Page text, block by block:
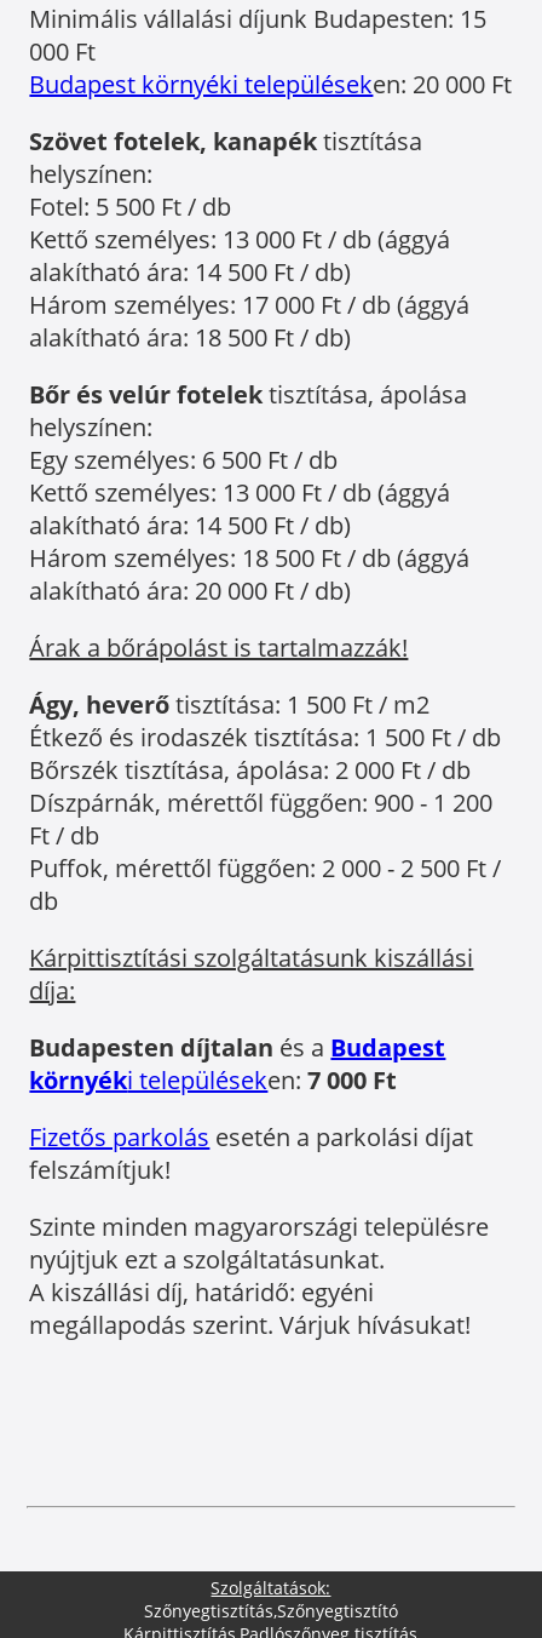
Minimális vállalási díjunk Budapesten: 15
000 Ft
Budapest környéki településeken: 20 000 Ft
Szövet fotelek, kanapéktisztítása
helyszínen:
Fotel: 5 500 Ft / db
Kettő személyes: 13 000 Ft / db (ággyá
alakítható ára: 14 500 Ft / db)
Három személyes: 17 000 Ft / db (ággyá
alakítható ára: 18 500 Ft / db)
Bőr és velúr fotelektisztítása, ápolása
helyszínen:
Egy személyes: 6 500 Ft / db
Kettő személyes: 13 000 Ft / db (ággyá
alakítható ára: 14 500 Ft / db)
Három személyes: 18 500 Ft / db (ággyá
alakítható ára: 20 000 Ft / db)
Árak a bőrápolást is tartalmazzák!
Ágy, heverőtisztítása: 1 500 Ft / m2
Étkező és irodaszék tisztítása: 1 500 Ft / db
Bőrszék tisztítása, ápolása: 2 000 Ft / db
Díszpárnák, mérettől függően: 900 - 1 200
Ft / db
Puffok, mérettől függően: 2 000 - 2 500 Ft /
db
Kárpittisztítási szolgáltatásunk kiszállási
díja:
Budapesten díjtalan és a Budapest
környéki településeken:7 000 Ft
Fizetős parkolás esetén a parkolási díjat
felszámítjuk!
Szinte minden magyarországi településre
nyújtjuk ezt a szolgáltatásunkat.
A kiszállási díj, határidő: egyéni
megállapodás szerint. Várjuk hívásukat!
Szolgáltatások:
Szőnyegtisztítás,Szőnyegtisztító